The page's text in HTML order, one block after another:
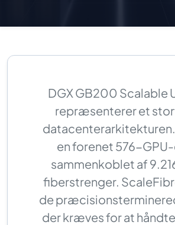
DGX GB200 Scalable
repræsenterer et
datacenterarkitekturen.
en forenet 576-
sammenkoblet af
fiberstrenger.
de
der kræves for at